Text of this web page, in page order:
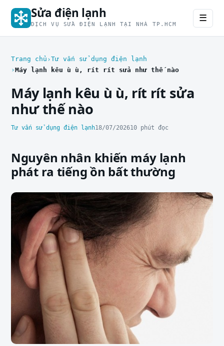
Sửa điện lạnh
DỊCH VỤ SỬA ĐIỆN LẠNH TẠI NHÀ TP.HCM
☰
Trang chủ Tư vấn sử dụng điện lạnh
Máy lạnh kêu ù ù, rít rít sửa như thế nào
Máy lạnh kêu ù ù, rít rít sửa
như thế nào
Tư vấn sử dụng điện lạnh18/07/202610 phút đọc
Nguyên nhân khiến máy lạnh
phát ra tiếng ồn bất thường